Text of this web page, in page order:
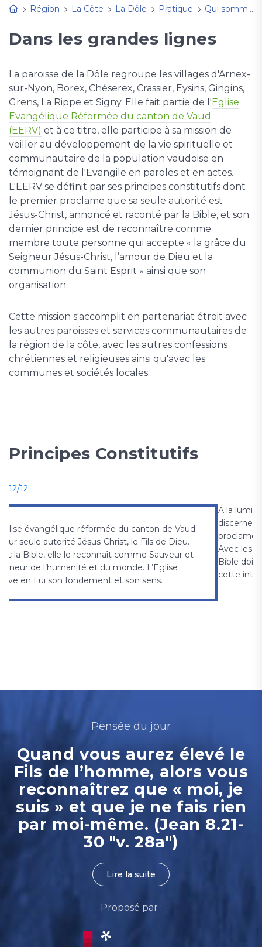
Région
La Côte La Dôle Pratique Qui sommes-nous?
Dans les grandes lignes
La paroisse de la Dôle regroupe les villages d'Arnex-
sur-Nyon, Borex, Chéserex, Crassier, Eysins, Gingins,
Grens, La Rippe et Signy. Elle fait partie de l'Eglise
Evangélique Réformée du canton de Vaud
(EERV) et à ce titre, elle participe à sa mission de
veiller au développement de la vie spirituelle et
communautaire de la population vaudoise en
témoignant de l'Evangile en paroles et en actes.
L'EERV se définit par ses principes constitutifs dont
le premier proclame que sa seule autorité est
Jésus-Christ, annoncé et raconté par la Bible, et son
dernier principe est de reconnaître comme
membre toute personne qui accepte « la grâce du
Seigneur Jésus-Christ, l’amour de Dieu et la
communion du Saint Esprit » ainsi que son
organisation.
Cette mission s'accomplit en partenariat étroit avec
les autres paroisses et services communautaires de
la région de la côte, avec les autres confessions
chrétiennes et religieuses ainsi qu'avec les
communes et sociétés locales.
Principes Constitutifs
12/12
évangélique réformée du canton de Vaud
seule autorité Jésus-Christ, le Fils de Dieu.
la Bible, elle le reconnaît comme Sauveur et
de l’humanité et du monde. L’Eglise
en Lui son fondement et son sens.
A la
discerner
proclame
Avec les
Bible doit
cette
Pensée du jour
Quand vous aurez élevé le
Fils de l’homme, alors vous
reconnaîtrez que « moi, je
suis » et que je ne fais rien
par moi-même. (Jean 8.21-
30 "v. 28a")
Lire la suite
Proposé par :